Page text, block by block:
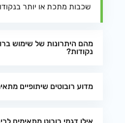
שכבות מתכת או יותר
מהם היתרונות של שימוש
נקודות?
מדוע רובוטים שיתופיים